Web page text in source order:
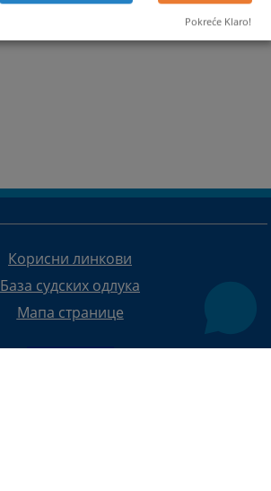
Корисни линкови
База судских одлука
Мапа странице
Pokreće Klaro!